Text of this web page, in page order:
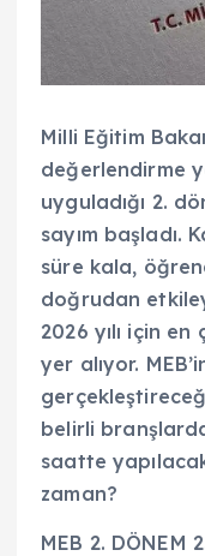
Milli Eğitim
değerlendirme
uyguladığı 2.
sayım başladı.
süre kala,
doğrudan
2026 yılı için
yer alıyor.
belirli
saatte
zaman?
MEB 2. DÖNEM